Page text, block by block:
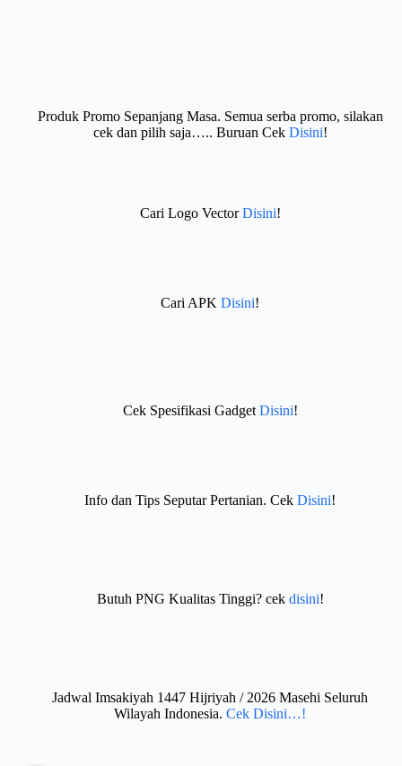
Produk Promo Sepanjang Masa. Semua serba promo, silakan
cek dan pilih saja….. Buruan Cek Disini!
Cari Logo VectorDisini!
Cari APK Disini!
Cek Spesifikasi Gadget Disini!
Info dan Tips Seputar Pertanian. Cek Disini!
Butuh PNG Kualitas Tinggi? cek disini!
Jadwal Imsakiyah 1447 Hijriyah / 2026 Masehi Seluruh
Wilayah Indonesia. Cek Disini…!